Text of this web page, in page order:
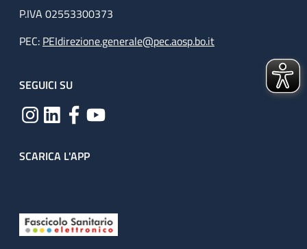
P.IVA 02553300373
PEC: PEIdirezione.generale@pec.aosp.bo.it
SEGUICI SU
SCARICA L'APP